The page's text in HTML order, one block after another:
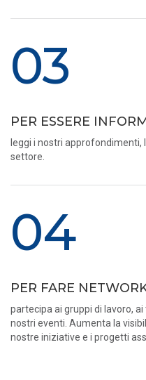
03
PER ESSERE
leggi i nostri approfondimenti,
settore.
04
PER FARE
partecipa ai gruppi di lavoro,
nostri eventi. Aumenta la
nostre iniziative e i progetti